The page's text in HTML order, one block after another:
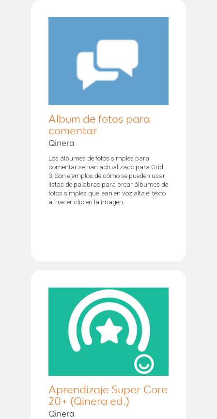
Álbum de fotos para
comentar
Qinera
Los álbumes de fotos simples para
comentar se han actualizado para Grid
3. Son ejemplos de cómo se pueden usar
listas de palabras para crear álbumes de
fotos simples que lean en voz alta el texto
al hacer clic en la imagen.
Aprendizaje Super Core
20+ (Qinera ed.)
Qinera